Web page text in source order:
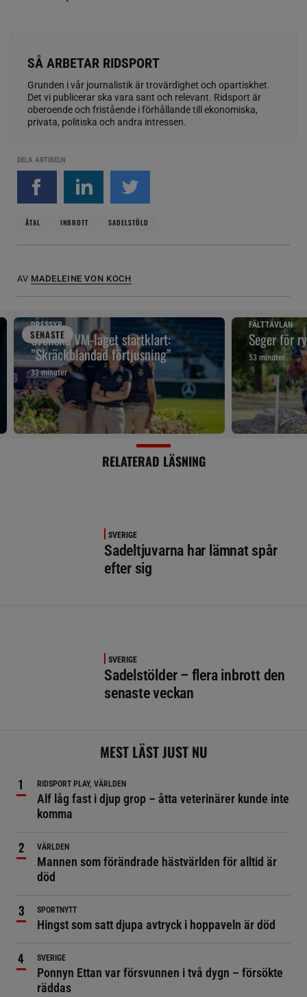
SÅ ARBETAR RIDSPORT
Grunden i vår journalistik är trovärdighet och opartiskhet.
Det vi publicerar ska vara sant och relevant. Ridsport är
oberoende och fristående i förhållande till ekonomiska,
privata, politiska och andra intressen.
DELA ARTIKELN
ÅTAL INBROTT SADELSTÖLD
AV MADELEINE VON KOCH
SENASTE
DRESSYR
Svenska VM-laget startklart:
”Skräckblandad förtjusning”
33 minuter
FÄLTTÄVLAN
Seger för
53 minuter
RELATERAD LÄSNING
SVERIGE
Sadeltjuvarna har lämnat spår
efter sig
SVERIGE
Sadelstölder – flera inbrott den
senaste veckan
MEST LÄST JUST NU
RIDSPORT PLAY, VÄRLDEN
Alf låg fast i djup grop – åtta veterinärer kunde inte
komma
VÄRLDEN
Mannen som förändrade hästvärlden för alltid är
död
SPORTNYTT
Hingst som satt djupa avtryck i hoppaveln är död
SVERIGE
Ponnyn Ettan var försvunnen i två dygn – försökte
räddas